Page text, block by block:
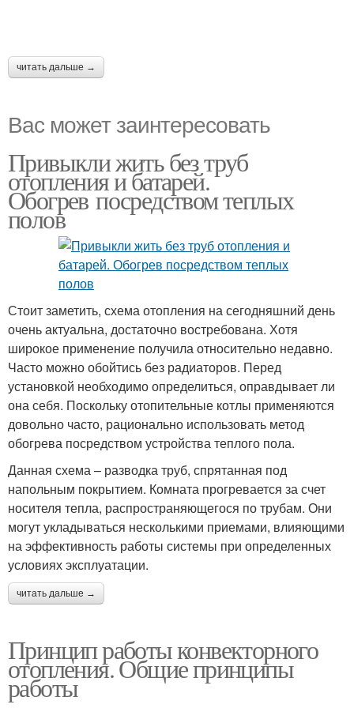
читать дальше →
Вас может заинтересовать
Привыкли жить без труб
отопления и батарей.
Обогрев посредством теплых
полов
Стоит заметить, схема отопления на сегодняшний день
очень актуальна, достаточно востребована. Хотя
широкое применение получила относительно недавно.
Часто можно обойтись без радиаторов. Перед
установкой необходимо определиться, оправдывает ли
она себя. Поскольку отопительные котлы применяются
довольно часто, рационально использовать метод
обогрева посредством устройства теплого пола.
Данная схема – разводка труб, спрятанная под
напольным покрытием. Комната прогревается за счет
носителя тепла, распространяющегося по трубам. Они
могут укладываться несколькими приемами, влияющими
на эффективность работы системы при определенных
условиях эксплуатации.
читать дальше →
Принцип работы конвекторного
отопления. Общие принципы
работы